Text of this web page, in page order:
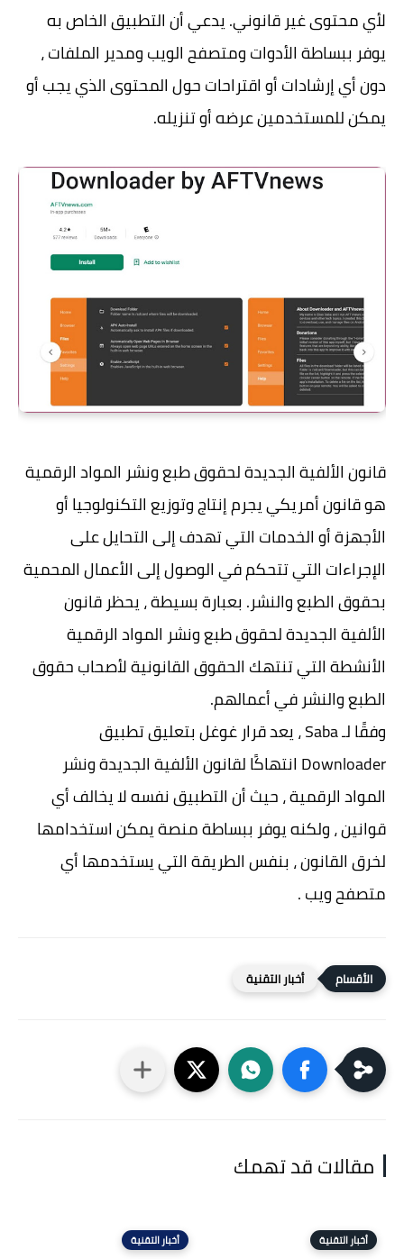
لأي محتوى غير قانوني. يدعي أن التطبيق الخاص به
يوفر ببساطة الأدوات ومتصفح الويب ومدير الملفات ،
دون أي إرشادات أو اقتراحات حول المحتوى الذي يجب أو
يمكن للمستخدمين عرضه أو تنزيله.
قانون الألفية الجديدة لحقوق طبع ونشر المواد الرقمية
هو قانون أمريكي يجرم إنتاج وتوزيع التكنولوجيا أو
الأجهزة أو الخدمات التي تهدف إلى التحايل على
الإجراءات التي تتحكم في الوصول إلى الأعمال المحمية
بحقوق الطبع والنشر. بعبارة بسيطة ، يحظر قانون
الألفية الجديدة لحقوق طبع ونشر المواد الرقمية
الأنشطة التي تنتهك الحقوق القانونية لأصحاب حقوق
الطبع والنشر في أعمالهم.
وفقًا لـ Saba ، يعد قرار غوغل بتعليق تطبيق
Downloader انتهاكًا لقانون الألفية الجديدة ونشر
المواد الرقمية ، حيث أن التطبيق نفسه لا يخالف أي
قوانين ، ولكنه يوفر ببساطة منصة يمكن استخدامها
لخرق القانون ، بنفس الطريقة التي يستخدمها أي
متصفح ويب .
أخبار التقنية
مقالات قد تهمك
أخبار التقنية أخبار التقنية